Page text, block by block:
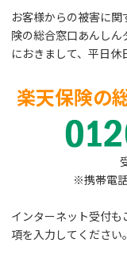
お客様からの被害に
険の総合窓口あんし
におきまして、平日休
楽天保険の
※携帯電
インターネット受付
項を入力してください。